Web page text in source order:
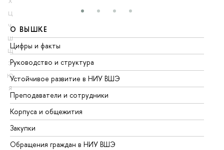
Ц
Ч
Ш
Щ
Э
Ю
Я
О ВЫШКЕ
Цифры и факты
Руководство и структура
Устойчивое развитие в НИУ ВШЭ
Преподаватели и сотрудники
Корпуса и общежития
Закупки
Обращения граждан в НИУ ВШЭ